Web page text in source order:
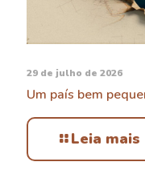
29 de julho de 2026
Um país bem
Leia mais